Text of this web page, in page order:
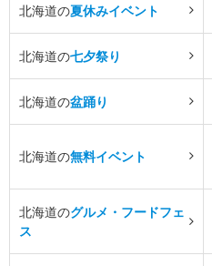
北海道の夏休みイベント
北海道の七夕祭り
北海道の盆踊り
北海道の無料イベント
北海道のグルメ・フードフェ
ス